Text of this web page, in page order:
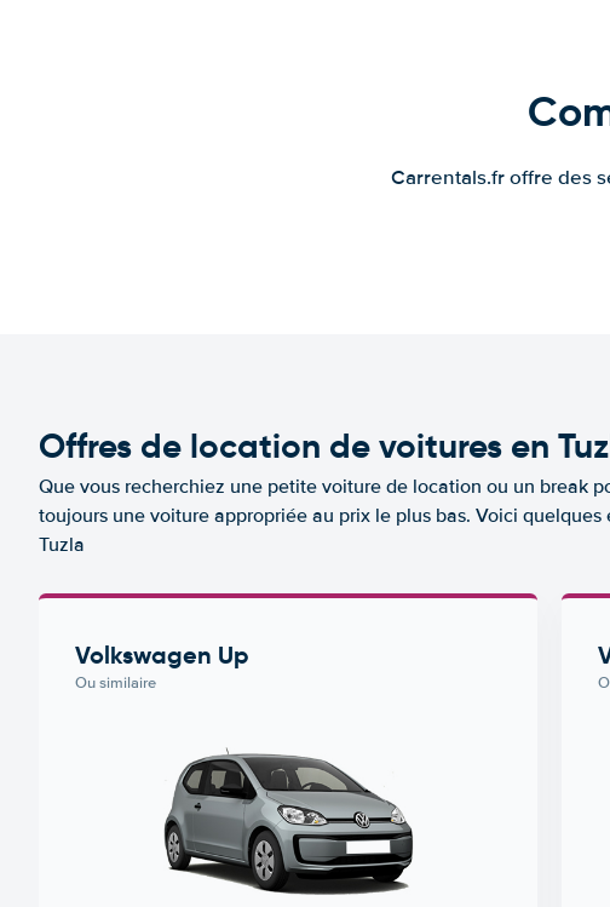
Carrentals.fr offre des
Offres de location de voitures en
Que vous recherchiez une petite voiture de location ou un break
toujours une voiture appropriée au prix le plus bas. Voici
Tuzla
Volkswagen Up
Ou similaire